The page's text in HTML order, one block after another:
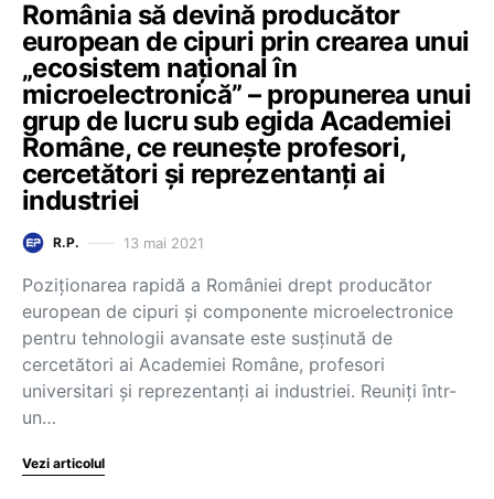
România să devină producător
european de cipuri prin crearea unui
„ecosistem național în
microelectronică” – propunerea unui
grup de lucru sub egida Academiei
Române, ce reunește profesori,
cercetători și reprezentanți ai
industriei
R.P. 13 mai 2021
Poziționarea rapidă a României drept producător
european de cipuri și componente microelectronice
pentru tehnologii avansate este susținută de
cercetători ai Academiei Române, profesori
universitari și reprezentanți ai industriei. Reuniți într-
un…
Vezi articolul